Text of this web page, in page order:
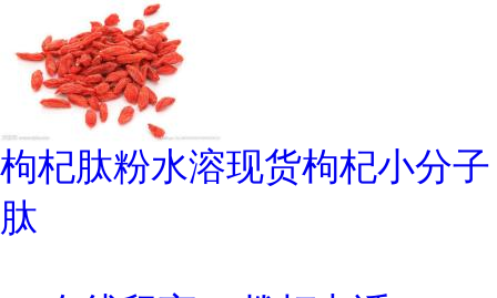
枸杞肽粉水溶现货枸杞小分子
肽